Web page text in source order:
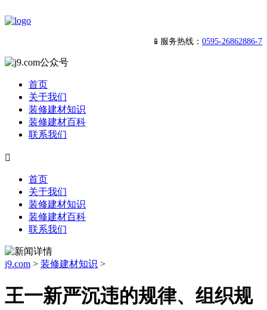
📱服务热线： 0595-26862886-7
首页
关于我们
装修建材知识
装修建材百科
联系我们

首页
关于我们
装修建材知识
装修建材百科
联系我们
j9.com > 装修建材知识 >
王一新严沉违的规律、组织规